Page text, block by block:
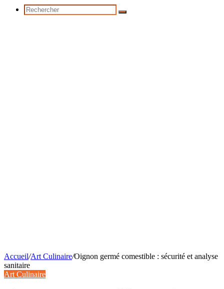
Rechercher
Accueil/Art Culinaire/Oignon germé comestible : sécurité et analyse
sanitaire
Art Culinaire